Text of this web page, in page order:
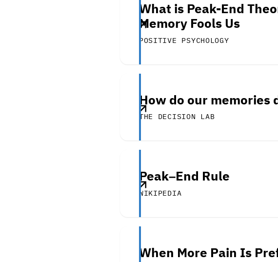
What is Peak-End
Memory Fools Us
POSITIVE PSYCHOLOGY
How do our
THE DECISION LAB
Peak–End Rule
WIKIPEDIA
When More Pain Is